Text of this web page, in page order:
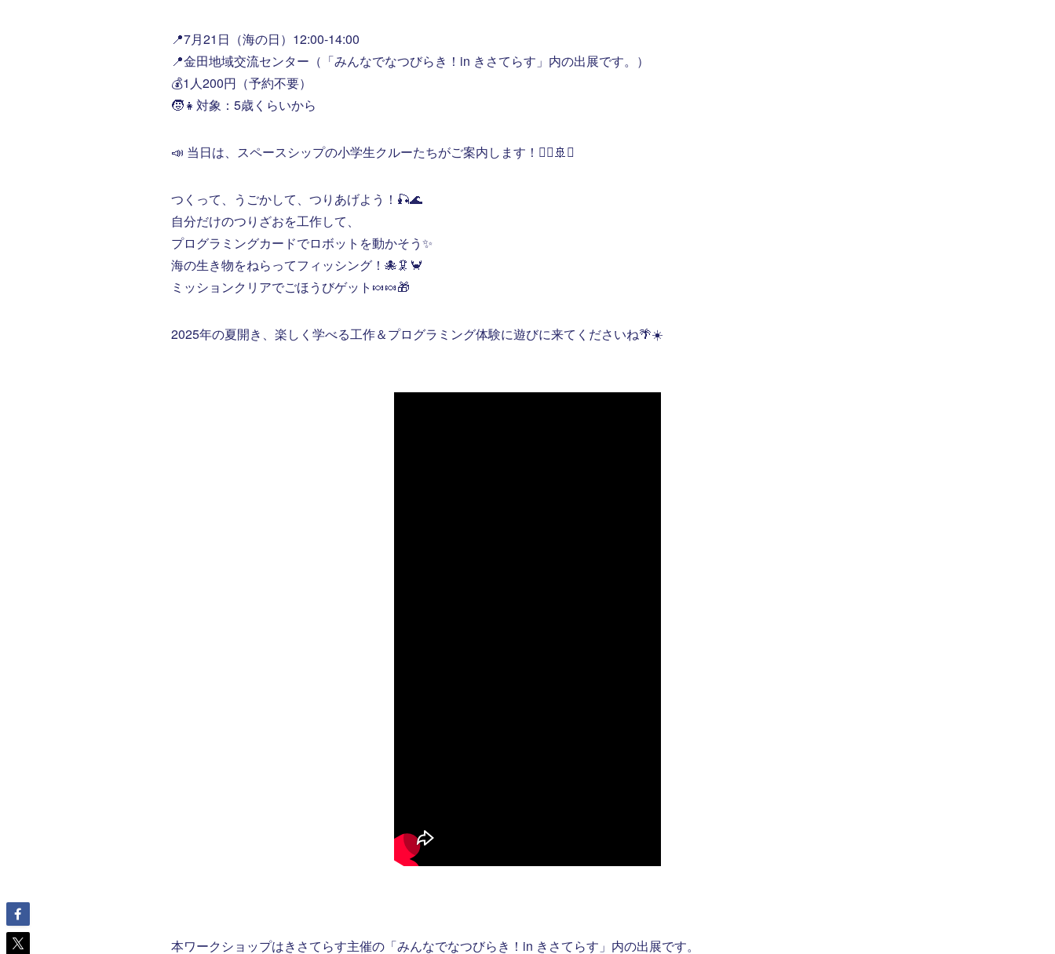
📍7月21日（海の日）12:00-14:00
📍金田地域交流センター（「みんなでなつびらき！in きさてらす」内の出展です。）
💰1人200円（予約不要）
🧒👧対象：5歳くらいから
📣 当日は、スペースシップの小学生クルーたちがご案内します！🧑‍✈️🚢✨
つくって、うごかして、つりあげよう！🎣🌊
自分だけのつりざおを工作して、
プログラミングカードでロボットを動かそう✨
海の生き物をねらってフィッシング！🐙🦑🦀
ミッションクリアでごほうびゲット🍬🍬🎁
2025年の夏開き、楽しく学べる工作＆プログラミング体験に遊びに来てくださいね🌴☀️
本ワークショップはきさてらす主催の「みんなでなつびらき！in きさてらす」内の出展です。